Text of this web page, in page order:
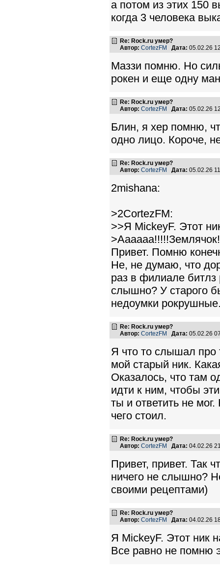
а потом из этих 150
когда 3 человека
Re: Rock.ru умер?
Автор: CortezFM Дата: 05.02.26
Маззи помню. Но
рокен и еще одну
Re: Rock.ru умер?
Автор: CortezFM Дата: 05.02.26
Блин, я хер помню,
одно лицо. Короче,
Re: Rock.ru умер?
Автор: CortezFM Дата: 05.02.26
2mishana:
>2CortezFM:
>>Я MickeyF. Этот
Привет. Помню
Не, не думаю, что
раз в филиале битлз
слышно? У старого
недоумки
Re: Rock.ru умер?
Автор: CortezFM Дата: 05.02.26
Я что то слышал про
мой старый ник.
Оказалось, что там
идти к ним, чтобы
ты и ответить не
чего стоил.
Re: Rock.ru умер?
Автор: CortezFM Дата: 04.02.26
Привет, привет. Так
ничего не слышно?
своими рецептами)
Re: Rock.ru умер?
Автор: CortezFM Дата: 04.02.26
Я MickeyF. Этот ник
Все равно не помню